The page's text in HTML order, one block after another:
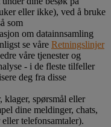
eller ikke), ved å bruke
som
om datainnsamling
se våre Retningslinjer
våre tjenester og
- i de fleste tilfeller
deg fra disse
klager, spørsmål eller
dine meldinger, chats,
telefonsamtaler).